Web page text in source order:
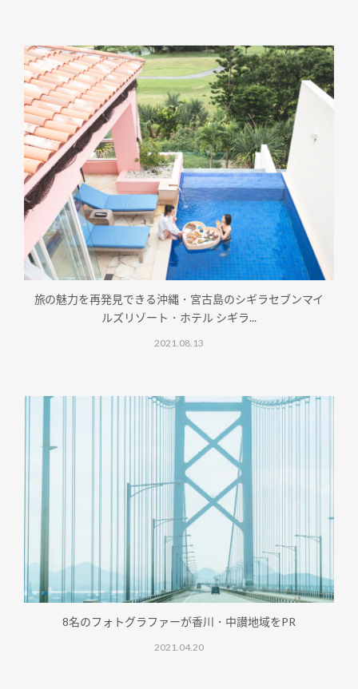
旅の魅力を再発見できる沖縄・宮古島のシギラセブンマイ
ルズリゾート・ホテル シギラ...
2021.08.13
8名のフォトグラファーが香川・中讃地域をPR
2021.04.20